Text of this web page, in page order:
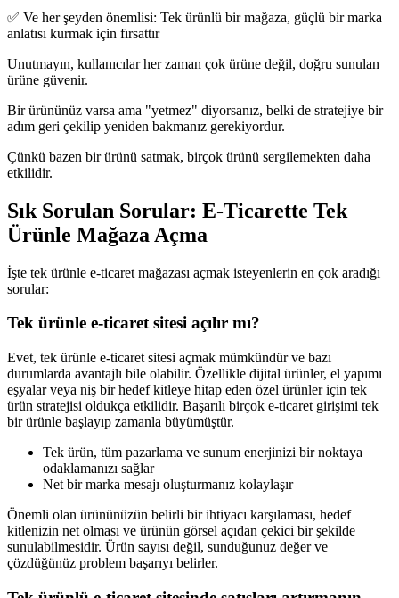
✅ Ve her şeyden önemlisi: Tek ürünlü bir mağaza, güçlü bir marka
anlatısı kurmak için fırsattır
Unutmayın, kullanıcılar her zaman çok ürüne değil, doğru sunulan
ürüne güvenir.
Bir ürününüz varsa ama "yetmez" diyorsanız, belki de stratejiye bir
adım geri çekilip yeniden bakmanız gerekiyordur.
Çünkü bazen bir ürünü satmak, birçok ürünü sergilemekten daha
etkilidir.
Sık Sorulan Sorular: E-Ticarette Tek
Ürünle Mağaza Açma
İşte tek ürünle e-ticaret mağazası açmak isteyenlerin en çok aradığı
sorular:
Tek ürünle e-ticaret sitesi açılır mı?
Evet, tek ürünle e-ticaret sitesi açmak mümkündür ve bazı
durumlarda avantajlı bile olabilir. Özellikle dijital ürünler, el yapımı
eşyalar veya niş bir hedef kitleye hitap eden özel ürünler için tek
ürün stratejisi oldukça etkilidir. Başarılı birçok e-ticaret girişimi tek
bir ürünle başlayıp zamanla büyümüştür.
Tek ürün, tüm pazarlama ve sunum enerjinizi bir noktaya
odaklamanızı sağlar
Net bir marka mesajı oluşturmanız kolaylaşır
Önemli olan ürününüzün belirli bir ihtiyacı karşılaması, hedef
kitlenizin net olması ve ürünün görsel açıdan çekici bir şekilde
sunulabilmesidir. Ürün sayısı değil, sunduğunuz değer ve
çözdüğünüz problem başarıyı belirler.